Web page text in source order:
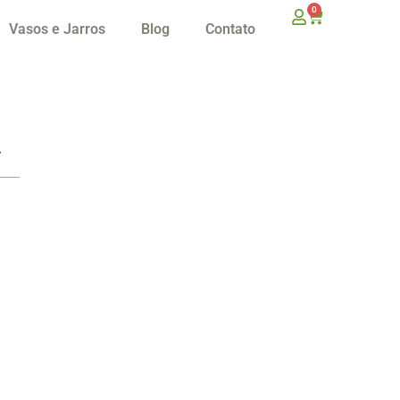
Vasos e Jarros Blog Contato
0